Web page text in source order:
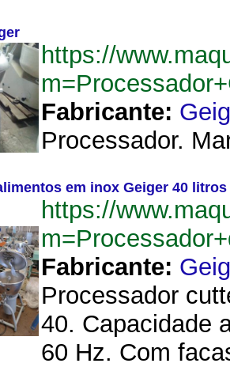
https://
Fabricante:
Processador.
em inox Geiger 40 litros
https://
Fabricante:
Processador
40. Capacidade
60 Hz. Com